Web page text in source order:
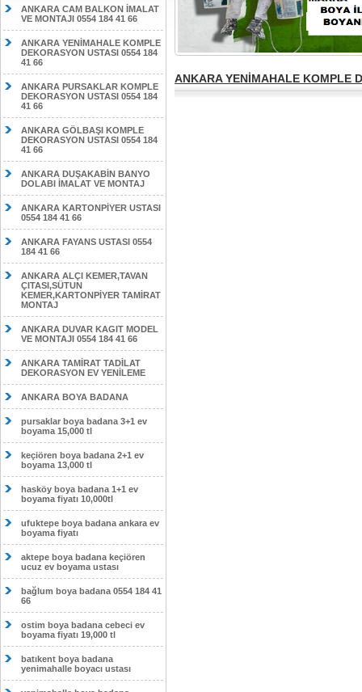
ANKARA CAM BALKON İMALAT
VE MONTAJI 0554 184 41 66
ANKARA YENİMAHALE KOMPLE
DEKORASYON USTASI 0554 184
41 66
ANKARA PURSAKLAR KOMPLE
DEKORASYON USTASI 0554 184
41 66
ANKARA GÖLBAŞI KOMPLE
DEKORASYON USTASI 0554 184
41 66
ANKARA DUŞAKABİN BANYO
DOLABI İMALAT VE MONTAJ
ANKARA KARTONPİYER USTASI
0554 184 41 66
ANKARA FAYANS USTASI 0554
184 41 66
ANKARA ALÇI KEMER,TAVAN
ÇITASI,SÜTUN
KEMER,KARTONPİYER TAMİRAT
MONTAJ
ANKARA DUVAR KAGIT MODEL
VE MONTAJI 0554 184 41 66
ANKARA TAMİRAT TADİLAT
DEKORASYON EV YENİLEME
ANKARA BOYA BADANA
pursaklar boya badana 3+1 ev
boyama 15,000 tl
keçiören boya badana 2+1 ev
boyama 13,000 tl
hasköy boya badana 1+1 ev
boyama fiyatı 10,000tl
ufuktepe boya badana ankara ev
boyama fiyatı
aktepe boya badana keçiören
ucuz ev boyama ustası
bağlum boya badana 0554 184 41
66
ostim boya badana cebeci ev
boyama fiyatı 19,000 tl
batıkent boya badana
yenimahalle boyacı ustası
ANKARA YENİMAHALE KOMPLE